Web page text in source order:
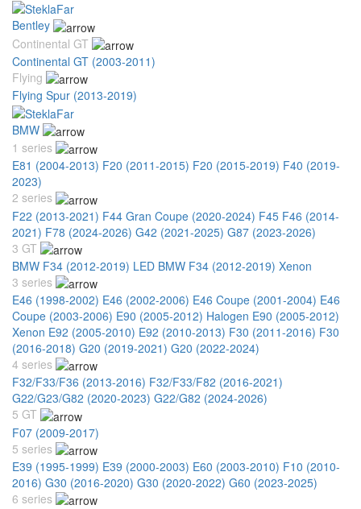
Bentley
Continental GT
Continental GT (2003-2011)
Flying
Flying Spur (2013-2019)
BMW
1 series
E81 (2004-2013) F20 (2011-2015) F20 (2015-2019) F40 (2019-
2023)
2 series
F22 (2013-2021) F44 Gran Coupe (2020-2024) F45 F46 (2014-
2021) F78 (2024-2026) G42 (2021-2025) G87 (2023-2026)
3 GT
BMW F34 (2012-2019) LED BMW F34 (2012-2019) Xenon
3 series
E46 (1998-2002) E46 (2002-2006) E46 Coupe (2001-2004) E46
Coupe (2003-2006) E90 (2005-2012) Halogen E90 (2005-2012)
Xenon E92 (2005-2010) E92 (2010-2013) F30 (2011-2016) F30
(2016-2018) G20 (2019-2021) G20 (2022-2024)
4 series
F32/F33/F36 (2013-2016) F32/F33/F82 (2016-2021)
G22/G23/G82 (2020-2023) G22/G82 (2024-2026)
5 GT
F07 (2009-2017)
5 series
E39 (1995-1999) E39 (2000-2003) E60 (2003-2010) F10 (2010-
2016) G30 (2016-2020) G30 (2020-2022) G60 (2023-2025)
6 series